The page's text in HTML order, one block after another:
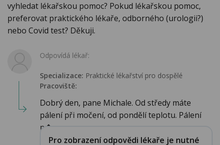
vyhledat lékařskou pomoc? Pokud lékařskou pomoc,
preferovat praktického lékaře, odborného (urologii?)
nebo Covid test? Děkuji.
Odpovídá lékař:
Specializace: Praktické lékařství pro dospělé
Pracoviště:
Dobrý den, pane Michale. Od středy máte
pálení při močení, od pondělí teplotu. Pálení
p�...
Pro zobrazení odpovědi lékaře je nutné